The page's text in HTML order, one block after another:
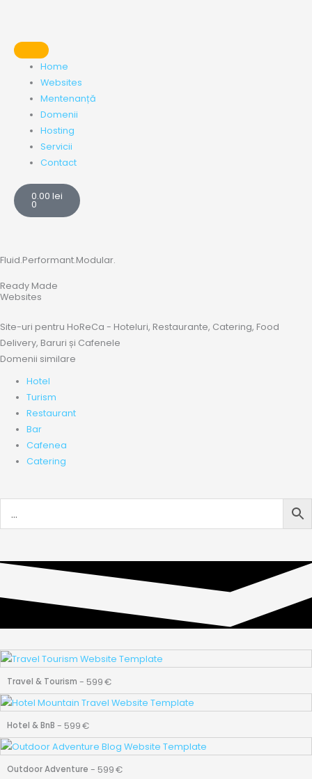
content
Home
Websites
Mentenanță
Domenii
Hosting
Servicii
Contact
0.00 lei
0
Cart
Fluid.Performant.Modular.
Ready Made
Websites
Site-uri pentru HoReCa - Hoteluri, Restaurante, Catering, Food
Delivery, Baruri și Cafenele
Domenii similare
Hotel
Turism
Restaurant
Bar
Cafenea
Catering
Travel & Tourism - 599€
Hotel & BnB - 599€
Outdoor Adventure - 599€
Page
Page
PagePage